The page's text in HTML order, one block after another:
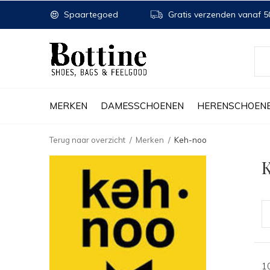
MERKEN DAMESSCHOENEN
Spaartegoed Gratis verzenden vanaf
Terug naar overzicht Merken Keh-noo